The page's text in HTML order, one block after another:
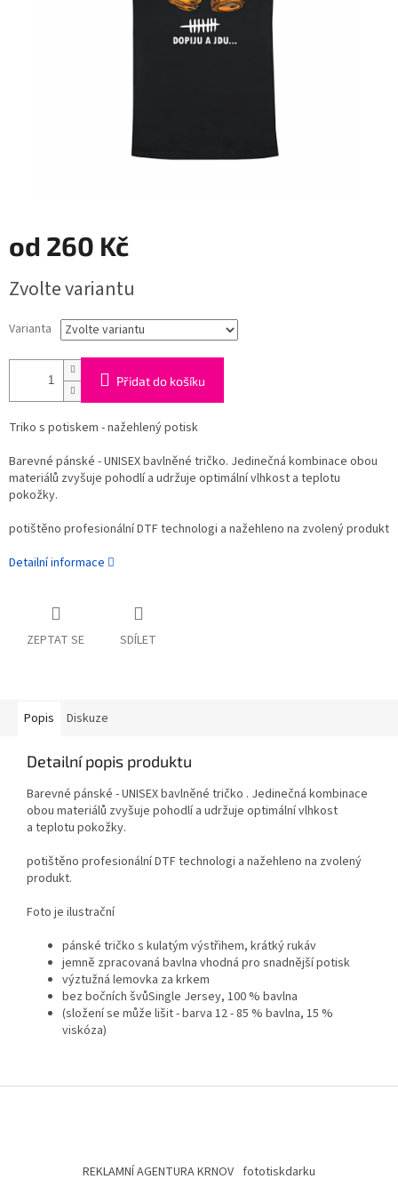
od 260 Kč
cena:
Zvolte variantu
Varianta
Přidat do košíku
Triko s potiskem - nažehlený potisk
Barevné pánské - UNISEX bavlněné tričko. Jedinečná kombinace obou
materiálů zvyšuje pohodlí a udržuje optimální vlhkost a teplotu
pokožky.
potištěno profesionální DTF technologi a nažehleno na zvolený produkt
Detailní informace
ZEPTAT SE SDÍLET
Popis Diskuze
Detailní popis produktu
Barevné pánské - UNISEX bavlněné tričko . Jedinečná kombinace
obou materiálů zvyšuje pohodlí a udržuje optimální vlhkost
a teplotu pokožky.
potištěno profesionální DTF technologi a nažehleno na zvolený
produkt.
Foto je ilustrační
pánské tričko s kulatým výstřihem, krátký rukáv
jemně zpracovaná bavlna vhodná pro snadnější potisk
výztužná lemovka za krkem
bez bočních švůSingle Jersey, 100 % bavlna
(složení se může lišit - barva 12 - 85 % bavlna, 15 %
viskóza)
REKLAMNÍ AGENTURA KRNOV fototiskdarku